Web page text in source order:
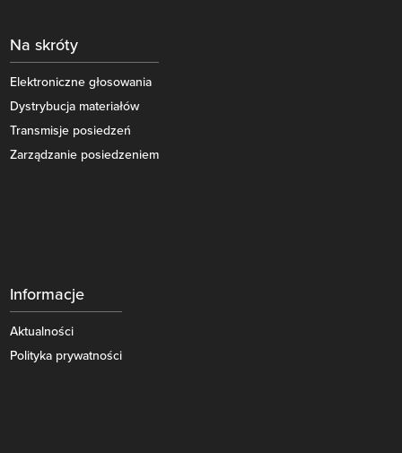
Na skróty
Elektroniczne głosowania
Dystrybucja materiałów
Transmisje posiedzeń
Zarządzanie posiedzeniem
Informacje
Aktualności
Polityka prywatności